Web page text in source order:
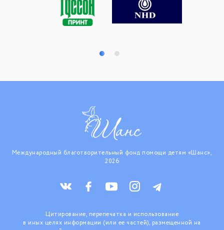
Международный благотворительный фонд помощи детям «Шанс»,
2026
Цитирование, перепечатка и использование
в иных целях информации (или ее частей), размещенной на